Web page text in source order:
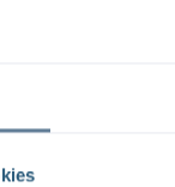
gemäß